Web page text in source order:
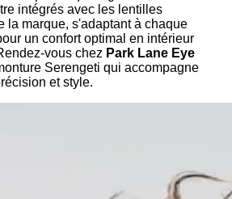
intégrés avec les lentilles
la marque, s'adaptant à chaque
un confort optimal en intérieur
vous chez Park Lane Eye
Serengeti qui accompagne
et style.